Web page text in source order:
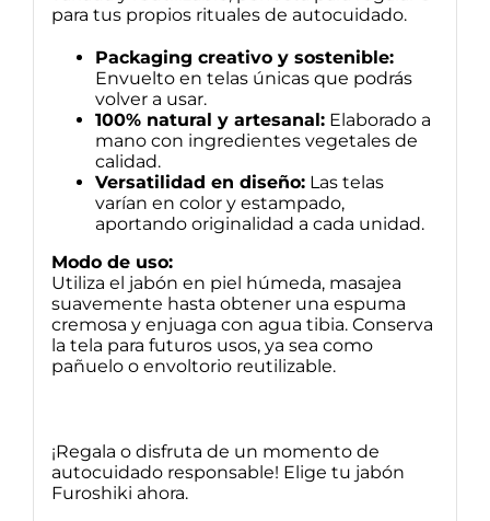
para tus propios rituales de autocuidado.
Packaging creativo y sostenible:
Envuelto en telas únicas que podrás
volver a usar.
100% natural y artesanal:Elaborado a
mano con ingredientes vegetales de
calidad.
Versatilidad en diseño:Las telas
varían en color y estampado,
aportando originalidad a cada unidad.
Modo de uso:
Utiliza el jabón en piel húmeda, masajea
suavemente hasta obtener una espuma
cremosa y enjuaga con agua tibia. Conserva
la tela para futuros usos, ya sea como
pañuelo o envoltorio reutilizable.
¡Regala o disfruta de un momento de
autocuidado responsable! Elige tu jabón
Furoshiki ahora.